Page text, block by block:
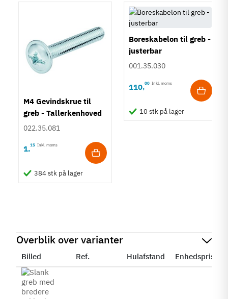
M4 Gevindskrue til
greb - Tallerkenhoved
- Krydskærv
022.35.081
1,15 Inkl. moms
384 stk på lager
Boreskabelon til greb -
justerbar
001.35.030
110,00 Inkl. moms
10 stk på lager
Overblik over varianter
Billed Ref. Hulafstand Enhedspris